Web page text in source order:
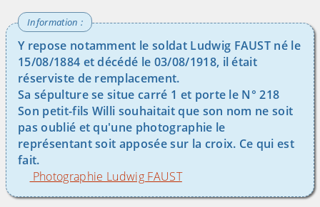
Y repose notamment le soldat Ludwig FAUST né le
15/08/1884 et décédé le 03/08/1918, il était
réserviste de remplacement.
Sa sépulture se situe carré 1 et porte le N° 218
Son petit-fils Willi souhaitait que son nom ne soit
pas oublié et qu'une photographie le
représentant soit apposée sur la croix. Ce qui est
fait.
Photographie Ludwig FAUST